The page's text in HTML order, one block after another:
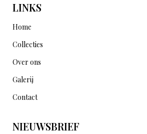
LINKS
Home
Collecties
Over ons
Galerij
Contact
NIEUWSBRIEF